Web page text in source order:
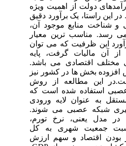
دولت از اهمیت ویژه
این راستا، یک برآورد دقیق
و شناخت منابع موجود آن،
رسد. مناسب ترین معیار
این ظرفیت که می توان
آن مالیات گرفت، پایه
مختلف اقتصادی می باشد.
بخش ها در کشور نیز
این مطالعه از روش
استفاده شده است که
به عنوان لایه ورودی
شبکه عصبی می شوند.
مدل یعنی، نرخ تورم،
جمعیت شهری به کل
بودن اقتصاد و سهم ارزش